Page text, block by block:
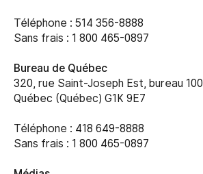
Téléphone : 514 356-8888
Sans frais : 1 800 465-0897
Bureau de Québec
320, rue Saint-Joseph Est, bureau 100
Québec (Québec) G1K 9E7
Téléphone : 418 649-8888
Sans frais : 1 800 465-0897